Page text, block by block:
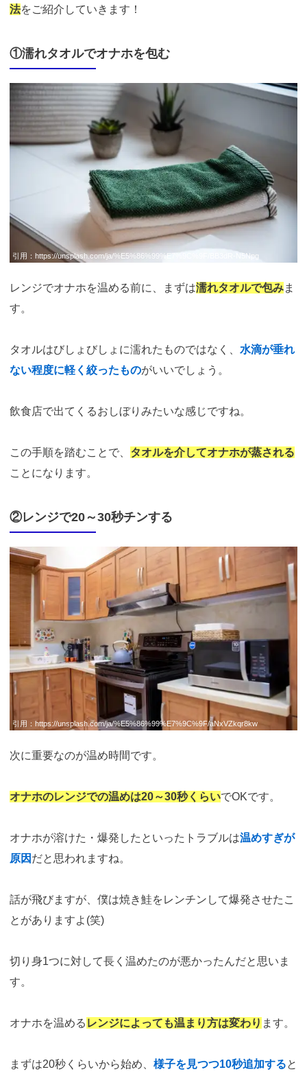
法をご紹介していきます！
①濡れタオルでオナホを包む
引用： https://unsplash.com/ja/%E5%86%99%E7%9C%9F/BB3dR-N5Npg
レンジでオナホを温める前に、まずは濡れタオルで包みま
す。
タオルはびしょびしょに濡れたものではなく、 水滴が垂れ
ない程度に軽く絞ったものがいいでしょう。
飲食店で出てくるおしぼりみたいな感じですね。
この手順を踏むことで、 タオルを介してオナホが蒸される
ことになります。
②レンジで20～30秒チンする
引用： https://unsplash.com/ja/%E5%86%99%E7%9C%9F/aNxVZkqr8kw
次に重要なのが温め時間です。
オナホのレンジでの温めは20～30秒くらいでOKです。
オナホが溶けた・爆発したといったトラブルは温めすぎが
原因 だと思われますね。
話が飛びますが、僕は焼き鮭をレンチンして爆発させたこ
とがありますよ(笑)
切り身1つに対して長く温めたのが悪かったんだと思いま
す。
オナホを温める レンジによっても温まり方は変わり ます。
まずは20秒くらいから始め、 様子を見つつ10秒追加すると